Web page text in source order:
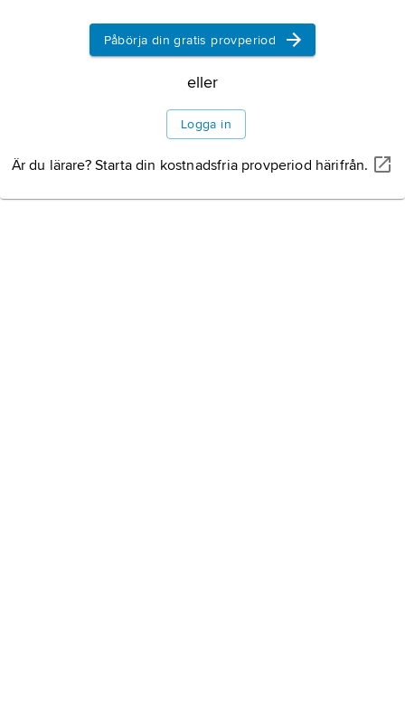
Påbörja din gratis provperiod
eller
Logga in
Är du lärare? Starta din kostnadsfria provperiod härifrån.